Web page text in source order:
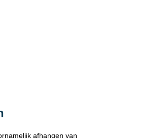
afhangen van